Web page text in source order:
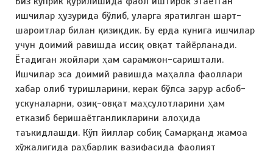
ишчилар ҳузурида бўлиб, уларга яратилган шарт-
шароитлар билан қизиқдик. Бу ерда кунига ишчилар
учун доимий равишда иссиқ овқат тайёрланади.
Ётадиган жойлари ҳам сарамжон-сариштали.
Ишчилар эса доимий равишда маҳалла фаоллари
хабар олиб туришларини, керак бўлса зарур асбоб-
ускуналарни, озиқ-овқат маҳсулотларини ҳам
етказиб беришаётганликларини алоҳида
таъкидлашди. Кўп йиллар собиқ Самарқанд жамоа
хўжалигида раҳбарлик вазифасида фаолият